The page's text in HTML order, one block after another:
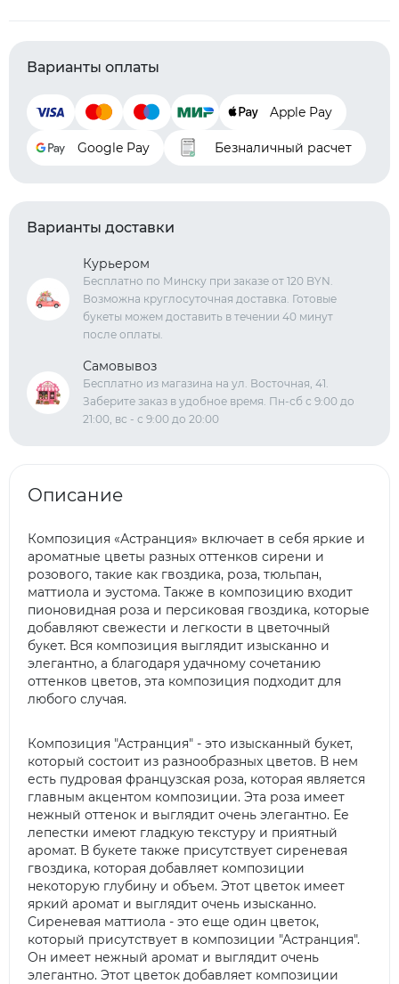
Варианты оплаты
Apple Pay
Google Pay Безналичный расчет
Варианты доставки
Курьером
Бесплатно по Минску при заказе от 120 BYN.
Возможна круглосуточная доставка. Готовые
букеты можем доставить в течении 40 минут
после оплаты.
Самовывоз
Бесплатно из магазина на ул. Восточная, 41.
Заберите заказ в удобное время. Пн-сб с 9:00 до
21:00, вс - с 9:00 до 20:00
Описание
Композиция «Астранция» включает в себя яркие и
ароматные цветы разных оттенков сирени и
розового, такие как гвоздика, роза, тюльпан,
маттиола и эустома. Также в композицию входит
пионовидная роза и персиковая гвоздика, которые
добавляют свежести и легкости в цветочный
букет. Вся композиция выглядит изысканно и
элегантно, а благодаря удачному сочетанию
оттенков цветов, эта композиция подходит для
любого случая.
Композиция "Астранция" - это изысканный букет,
который состоит из разнообразных цветов. В нем
есть пудровая французская роза, которая является
главным акцентом композиции. Эта роза имеет
нежный оттенок и выглядит очень элегантно. Ее
лепестки имеют гладкую текстуру и приятный
аромат. В букете также присутствует сиреневая
гвоздика, которая добавляет композиции
некоторую глубину и объем. Этот цветок имеет
яркий аромат и выглядит очень изысканно.
Сиреневая маттиола - это еще один цветок,
который присутствует в композиции "Астранция".
Он имеет нежный аромат и выглядит очень
элегантно. Этот цветок добавляет композиции